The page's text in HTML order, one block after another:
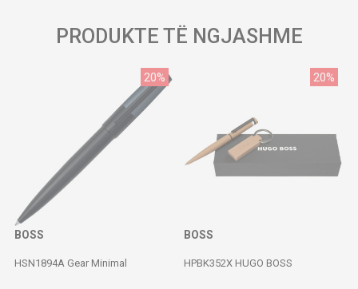
PRODUKTE TË NGJASHME
20%
BOSS
HSN1894A Gear Minimal
20%
BOSS
HPBK352X HUGO BOSS